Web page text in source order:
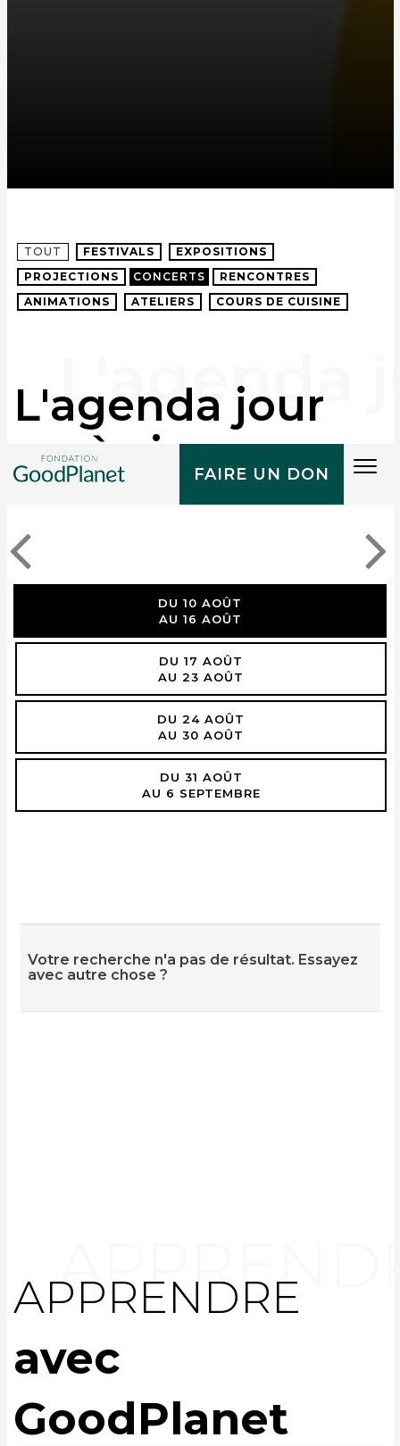
FAIRE UN DON
TOUT FESTIVALS
EXPOSITIONS
PROJECTIONS
CONCERTS
RENCONTRES
ANIMATIONS
ATELIERS COURS DE CUISINE
L'agenda jour
après jour
DU 10 AOÛT
AU 16 AOÛT
DU 17 AOÛT
AU 23 AOÛT
DU 24 AOÛT
AU 30 AOÛT
DU 31 AOÛT
AU 6 SEPTEMBRE
Votre recherche n'a pas de résultat. Essayez
avec autre chose ?
APPRENDRE
avec
GoodPlanet